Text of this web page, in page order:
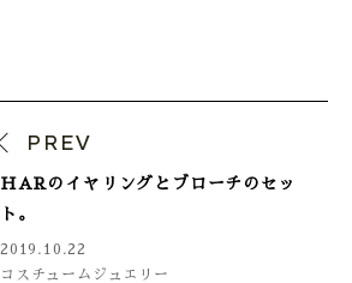
PREV
HARのイヤリングとブローチのセッ
ト。
2019.10.22
コスチュームジュエリー